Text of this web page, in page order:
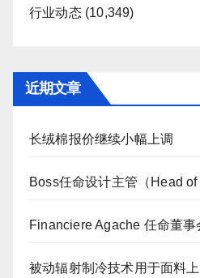
行业动态(10,349)
近期文章
长绒棉报价继续小幅上调
Boss任命设计主管（Head of
Financiere Agache 任命董
被动辐射制冷技术用于面料